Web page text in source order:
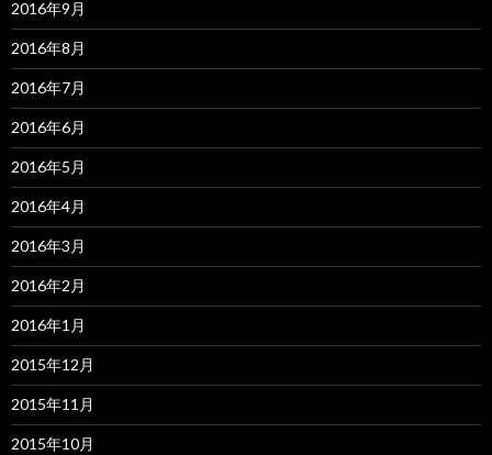
2016年9月
2016年8月
2016年7月
2016年6月
2016年5月
2016年4月
2016年3月
2016年2月
2016年1月
2015年12月
2015年11月
2015年10月